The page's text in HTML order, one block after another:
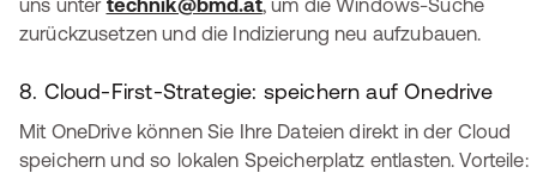
uns unter technik@bmd.at, um die Windows-Suche
zurückzusetzen und die Indizierung neu aufzubauen.
8. Cloud-First-Strategie: speichern auf Onedrive
Mit OneDrive können Sie Ihre Dateien direkt in der Cloud
speichern und so lokalen Speicherplatz entlasten. Vorteile: